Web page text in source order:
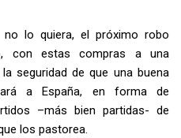
lo quiera, el próximo robo
con estas compras a una
seguridad de que una buena
a España, en forma de
–más bien partidas- de
los pastorea.